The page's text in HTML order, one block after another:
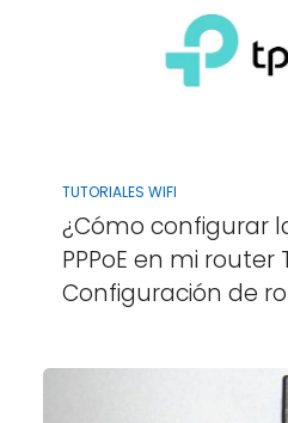
TUTORIALES WIFI
¿Cómo configurar
PPPoE en mi router
Configuración de